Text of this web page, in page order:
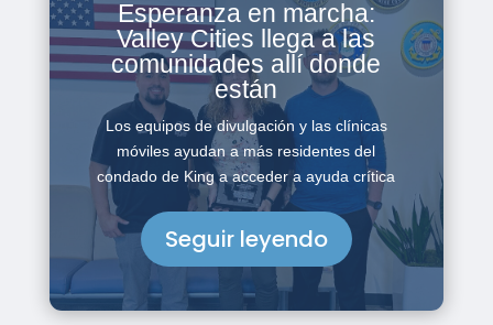
Esperanza en marcha:
Valley Cities llega a las
comunidades allí donde
están
Los equipos de divulgación y las clínicas
móviles ayudan a más residentes del
condado de King a acceder a ayuda crítica
Seguir leyendo